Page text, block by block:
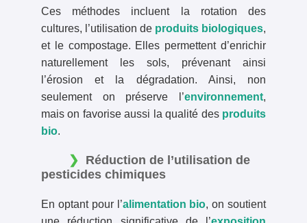
Ces méthodes incluent la rotation des
cultures, l’utilisation de produits biologiques,
et le compostage. Elles permettent d’enrichir
naturellement les sols, prévenant ainsi
l’érosion et la dégradation. Ainsi, non
seulement on préserve l’environnement,
mais on favorise aussi la qualité des produits
bio.
Réduction de l’utilisation de
pesticides chimiques
En optant pour l’alimentation bio, on soutient